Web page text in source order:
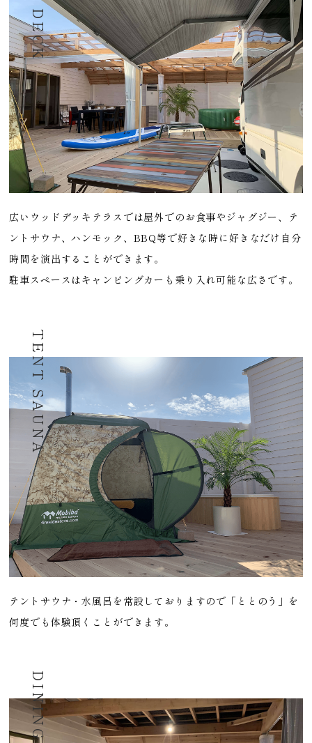
広いウッドデッキテラスでは屋外でのお食事やジャグジー、テ
ントサウナ、ハンモック、BBQ等で好きな時に好きなだけ自分
時間を演出することができます。
駐車スペースはキャンピングカーも乗り入れ可能な広さです。
テントサウナ・水風呂を常設しておりますので「ととのう」を
何度でも体験頂くことができます。
TENT SAUNA
DINING